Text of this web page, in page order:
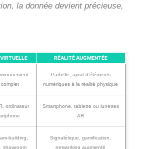
la donnée devient précieuse,
RÉALITÉ AUGMENTÉE
complet
Partielle, ajout d’éléments
numériques à la réalité physique
ordinateur
Smartphone, tablette ou lunettes
AR
building,
showroom
Signalétique, gamification,
networking augmenté